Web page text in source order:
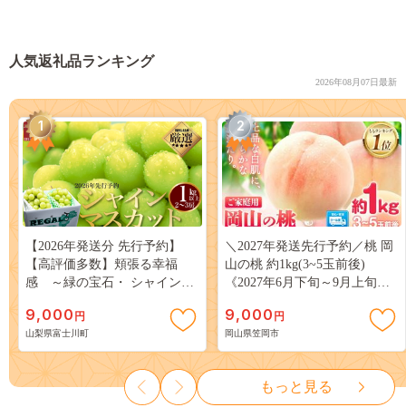
人気返礼品ランキング
2026年08月07日最新
1
【2026年発送分 先行予約】
【高評価多数】頬張る幸福
感 ～緑の宝石・ シャインマ
３房） フルーツ 山梨県産 果
物 くだもの シャイン マスカ
ット ぶどう ブドウ 葡萄 大粒
種なし 先行予約 富士川町
10000円 一万円 9000円 九千円
9,000 円
山梨県富士川町
2
＼2027年発送先行予約／桃 岡
山の桃 約1kg(3~5玉前後)
《2027年6月下旬～9月上旬頃
岡山 はくとう スイーツ フル
ーツ 果物 デザート 旬 モモ も
も 先行予約 送料無料 果物 岡
山県 笠岡市 清水白桃 白鳳 白
麗 クール便---
kasaoka_zsy_419_100---
9,000 円
岡山県笠岡市
もっと見る